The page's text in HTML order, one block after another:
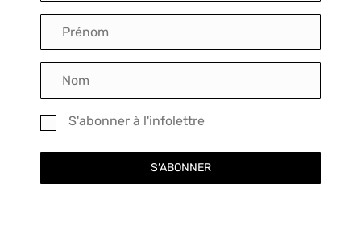
S'abonner à l'infolettre
S’ABONNER